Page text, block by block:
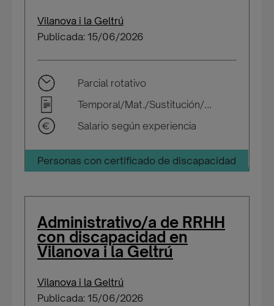
Vilanova i la Geltrú
Publicada: 15/06/2026
Parcial rotativo
Temporal/Mat./Sustitución/...
Salario según experiencia
Personas con certificado de discapacidad
Administrativo/a de RRHH
con discapacidad en
Vilanova i la Geltrú
Vilanova i la Geltrú
Publicada: 15/06/2026